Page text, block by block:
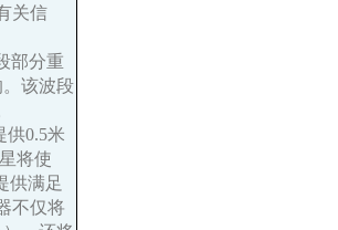
关信
部分重
该波段
供0.5米
将使
供满足
不仅将